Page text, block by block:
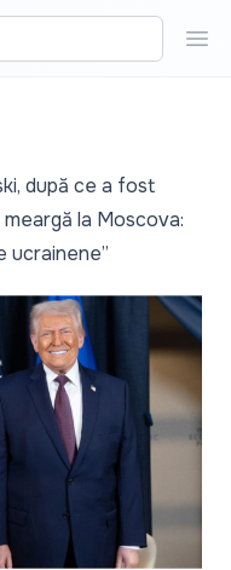
după ce a fost
la Moscova:
ucrainene”